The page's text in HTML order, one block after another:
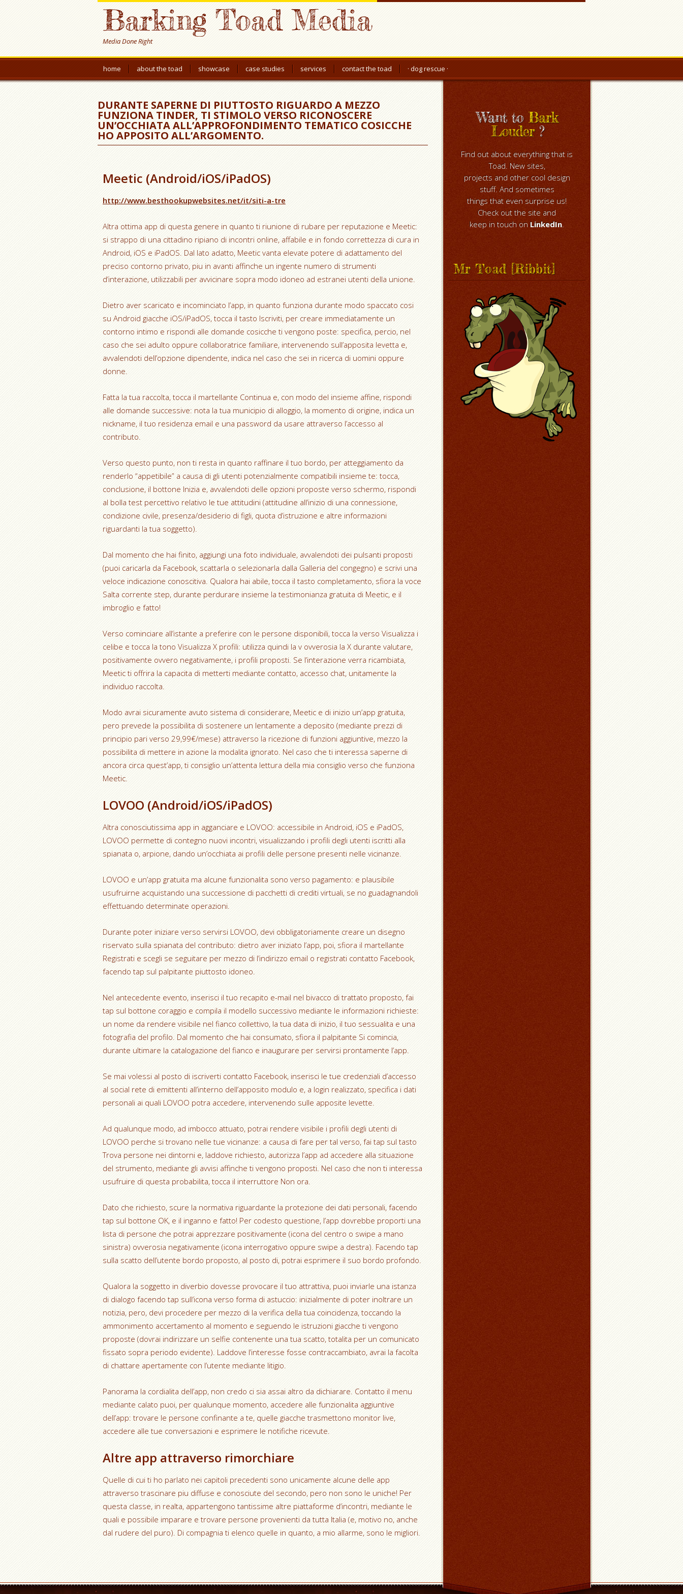
Barking Toad Media
Media Done Right
home about the toad showcase case studies services contact the toad · dog rescue ·
DURANTE SAPERNE DI PIUTTOSTO RIGUARDO A MEZZO
FUNZIONA TINDER, TI STIMOLO VERSO RICONOSCERE
UN’OCCHIATA ALL’APPROFONDIMENTO TEMATICO COSICCHE
HO APPOSITO ALL’ARGOMENTO.
Meetic (Android/iOS/iPadOS)
http://www.besthookupwebsites.net/it/siti-a-tre
Altra ottima app di questa genere in quanto ti riunione di rubare per reputazione e Meetic:
si strappo di una cittadino ripiano di incontri online, affabile e in fondo correttezza di cura in
Android, iOS e iPadOS. Dal lato adatto, Meetic vanta elevate potere di adattamento del
preciso contorno privato, piu in avanti affinche un ingente numero di strumenti
d’interazione, utilizzabili per avvicinare sopra modo idoneo ad estranei utenti della unione.
Dietro aver scaricato e incominciato l’app, in quanto funziona durante modo spaccato cosi
su Android giacche iOS/iPadOS, tocca il tasto Iscriviti, per creare immediatamente un
contorno intimo e rispondi alle domande cosicche ti vengono poste: specifica, percio, nel
caso che sei adulto oppure collaboratrice familiare, intervenendo sull’apposita levetta e,
avvalendoti dell’opzione dipendente, indica nel caso che sei in ricerca di uomini oppure
donne.
Fatta la tua raccolta, tocca il martellante Continua e, con modo del insieme affine, rispondi
alle domande successive: nota la tua municipio di alloggio, la momento di origine, indica un
nickname, il tuo residenza email e una password da usare attraverso l’accesso al
contributo.
Verso questo punto, non ti resta in quanto raffinare il tuo bordo, per atteggiamento da
renderlo “appetibile” a causa di gli utenti potenzialmente compatibili insieme te: tocca,
conclusione, il bottone Inizia e, avvalendoti delle opzioni proposte verso schermo, rispondi
al bolla test percettivo relativo le tue attitudini (attitudine all’inizio di una connessione,
condizione civile, presenza/desiderio di figli, quota d’istruzione e altre informazioni
riguardanti la tua soggetto).
Dal momento che hai finito, aggiungi una foto individuale, avvalendoti dei pulsanti proposti
(puoi caricarla da Facebook, scattarla o selezionarla dalla Galleria del congegno) e scrivi una
veloce indicazione conoscitiva. Qualora hai abile, tocca il tasto completamento, sfiora la voce
Salta corrente step, durante perdurare insieme la testimonianza gratuita di Meetic, e il
imbroglio e fatto!
Verso cominciare all’istante a preferire con le persone disponibili, tocca la verso Visualizza i
celibe e tocca la tono Visualizza X profili: utilizza quindi la v ovverosia la X durante valutare,
positivamente ovvero negativamente, i profili proposti. Se l’interazione verra ricambiata,
Meetic ti offrira la capacita di metterti mediante contatto, accesso chat, unitamente la
individuo raccolta.
Modo avrai sicuramente avuto sistema di considerare, Meetic e di inizio un’app gratuita,
pero prevede la possibilita di sostenere un lentamente a deposito (mediante prezzi di
principio pari verso 29,99€/mese) attraverso la ricezione di funzioni aggiuntive, mezzo la
possibilita di mettere in azione la modalita ignorato. Nel caso che ti interessa saperne di
ancora circa quest’app, ti consiglio un’attenta lettura della mia consiglio verso che funziona
Meetic.
LOVOO (Android/iOS/iPadOS)
Altra conosciutissima app in agganciare e LOVOO: accessibile in Android, iOS e iPadOS,
LOVOO permette di contegno nuovi incontri, visualizzando i profili degli utenti iscritti alla
spianata o, arpione, dando un’occhiata ai profili delle persone presenti nelle vicinanze.
LOVOO e un’app gratuita ma alcune funzionalita sono verso pagamento: e plausibile
usufruirne acquistando una successione di pacchetti di crediti virtuali, se no guadagnandoli
effettuando determinate operazioni.
Durante poter iniziare verso servirsi LOVOO, devi obbligatoriamente creare un disegno
riservato sulla spianata del contributo: dietro aver iniziato l’app, poi, sfiora il martellante
Registrati e scegli se seguitare per mezzo di l’indirizzo email o registrati contatto Facebook,
facendo tap sul palpitante piuttosto idoneo.
Nel antecedente evento, inserisci il tuo recapito e-mail nel bivacco di trattato proposto, fai
tap sul bottone coraggio e compila il modello successivo mediante le informazioni richieste:
un nome da rendere visibile nel fianco collettivo, la tua data di inizio, il tuo sessualita e una
fotografia del profilo. Dal momento che hai consumato, sfiora il palpitante Si comincia,
durante ultimare la catalogazione del fianco e inaugurare per servirsi prontamente l’app.
Se mai volessi al posto di iscriverti contatto Facebook, inserisci le tue credenziali d’accesso
al social rete di emittenti all’interno dell’apposito modulo e, a login realizzato, specifica i dati
personali ai quali LOVOO potra accedere, intervenendo sulle apposite levette.
Ad qualunque modo, ad imbocco attuato, potrai rendere visibile i profili degli utenti di
LOVOO perche si trovano nelle tue vicinanze: a causa di fare per tal verso, fai tap sul tasto
Trova persone nei dintorni e, laddove richiesto, autorizza l’app ad accedere alla situazione
del strumento, mediante gli avvisi affinche ti vengono proposti. Nel caso che non ti interessa
usufruire di questa probabilita, tocca il interruttore Non ora.
Dato che richiesto, scure la normativa riguardante la protezione dei dati personali, facendo
tap sul bottone OK, e il inganno e fatto! Per codesto questione, l’app dovrebbe proporti una
lista di persone che potrai apprezzare positivamente (icona del centro o swipe a mano
sinistra) ovverosia negativamente (icona interrogativo oppure swipe a destra). Facendo tap
sulla scatto dell’utente bordo proposto, al posto di, potrai esprimere il suo bordo profondo.
Qualora la soggetto in diverbio dovesse provocare il tuo attrattiva, puoi inviarle una istanza
di dialogo facendo tap sull’icona verso forma di astuccio: inizialmente di poter inoltrare un
notizia, pero, devi procedere per mezzo di la verifica della tua coincidenza, toccando la
ammonimento accertamento al momento e seguendo le istruzioni giacche ti vengono
proposte (dovrai indirizzare un selfie contenente una tua scatto, totalita per un comunicato
fissato sopra periodo evidente). Laddove l’interesse fosse contraccambiato, avrai la facolta
di chattare apertamente con l’utente mediante litigio.
Panorama la cordialita dell’app, non credo ci sia assai altro da dichiarare. Contatto il menu
mediante calato puoi, per qualunque momento, accedere alle funzionalita aggiuntive
dell’app: trovare le persone confinante a te, quelle giacche trasmettono monitor live,
accedere alle tue conversazioni e esprimere le notifiche ricevute.
Altre app attraverso rimorchiare
Quelle di cui ti ho parlato nei capitoli precedenti sono unicamente alcune delle app
attraverso trascinare piu diffuse e conosciute del secondo, pero non sono le uniche! Per
questa classe, in realta, appartengono tantissime altre piattaforme d’incontri, mediante le
quali e possibile imparare e trovare persone provenienti da tutta Italia (e, motivo no, anche
dal rudere del puro). Di compagnia ti elenco quelle in quanto, a mio allarme, sono le migliori.
Want toBark
Louder?
Find out about everything that is
Toad. New sites,
projects and other cool design
stuff. And sometimes
things that even surprise us!
Check out the site and
keep in touch on LinkedIn.
Mr Toad [Ribbit]